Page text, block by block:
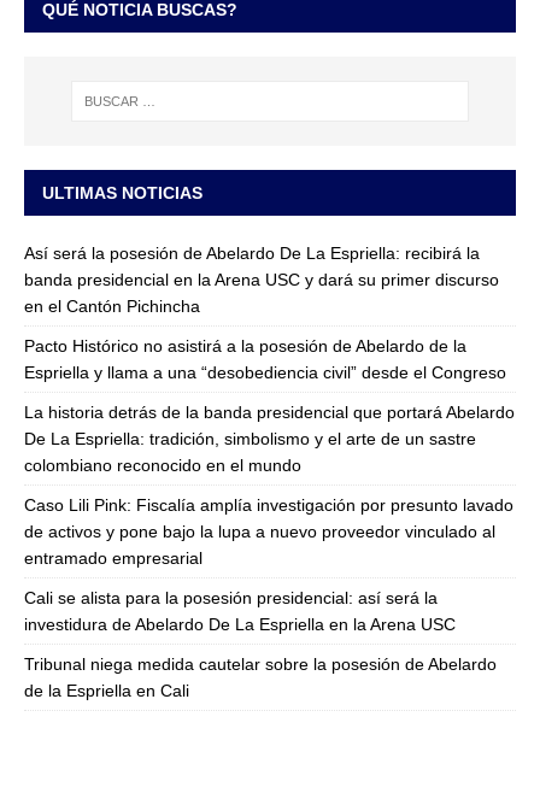
QUÉ NOTICIA BUSCAS?
ULTIMAS NOTICIAS
Así será la posesión de Abelardo De La Espriella: recibirá la
banda presidencial en la Arena USC y dará su primer discurso
en el Cantón Pichincha
Pacto Histórico no asistirá a la posesión de Abelardo de la
Espriella y llama a una “desobediencia civil” desde el Congreso
La historia detrás de la banda presidencial que portará Abelardo
De La Espriella: tradición, simbolismo y el arte de un sastre
colombiano reconocido en el mundo
Caso Lili Pink: Fiscalía amplía investigación por presunto lavado
de activos y pone bajo la lupa a nuevo proveedor vinculado al
entramado empresarial
Cali se alista para la posesión presidencial: así será la
investidura de Abelardo De La Espriella en la Arena USC
Tribunal niega medida cautelar sobre la posesión de Abelardo
de la Espriella en Cali